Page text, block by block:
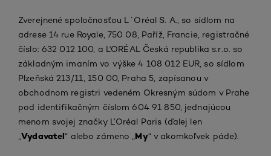
Zverejnené spoločnosťou L´Oréal S. A., so sídlom na
adrese 14 rue Royale, 750 08, Paříž, Francie, registračné
číslo: 632 012 100, a L'ORÉAL Česká republika s.r.o. so
základným imaním vo výške 4 108 012 EUR, so sídlom
Plzeňská 213/11, 150 00, Praha 5, zapísanou v
obchodnom registri vedeném Okresným súdom v Prahe
pod identifikačným číslom 604 91 850, jednajúcou
menom svojej značky L’Oréal Paris (ďalej len
„Vydavatel“ alebo zámeno „ My“ v akomkoľvek páde).